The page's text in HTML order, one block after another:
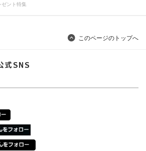
ゼント特集
このページのトップへ